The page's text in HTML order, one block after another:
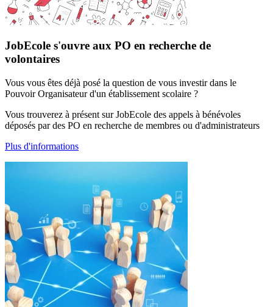
JobEcole s'ouvre aux PO en recherche de
volontaires
Vous vous êtes déjà posé la question de vous investir dans le
Pouvoir Organisateur d'un établissement scolaire ?
Vous trouverez à présent sur JobEcole des appels à bénévoles
déposés par des PO en recherche de membres ou d'administrateurs
Plus d'informations